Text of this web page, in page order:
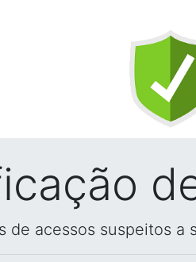
de acessos suspeitos a